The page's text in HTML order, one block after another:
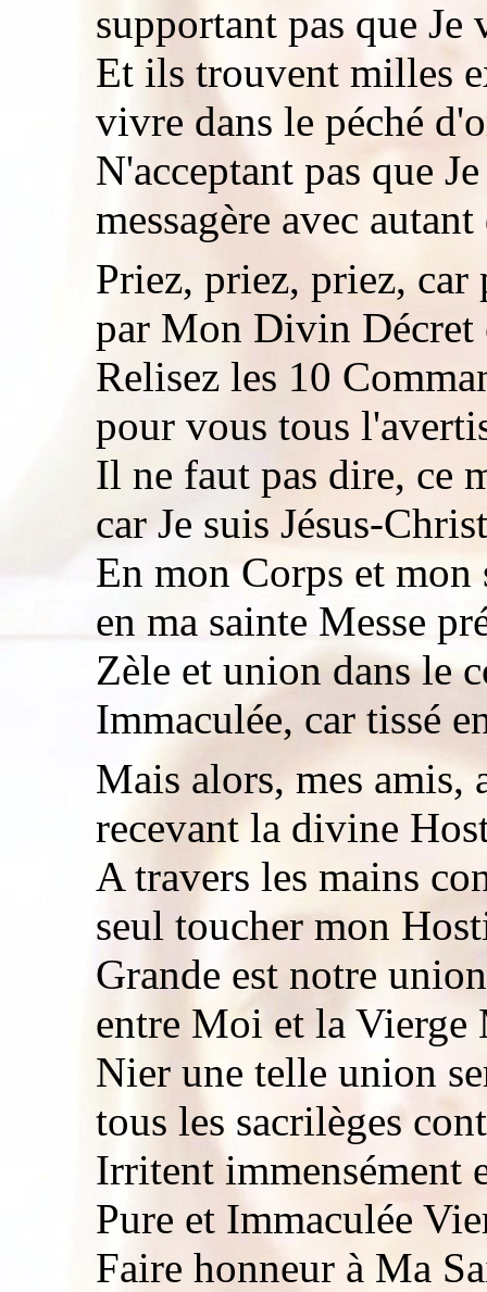
supportant pas que Je
Et ils trouvent milles
vivre dans le péché
N'acceptant pas que
messagère avec
Priez, priez, priez, car
par Mon Divin Décret
Relisez les 10
pour vous tous
Il ne faut pas dire, ce
car Je suis Jésus-
En mon Corps et
en ma sainte Messe
Zèle et union dans le
Immaculée, car tissé
Mais alors, mes amis,
recevant la divine
A travers les mains
seul toucher mon
Grande est notre
entre Moi et la Vierge
Nier une telle union
tous les sacrilèges
Irritent immensément
Pure et Immaculée
Faire honneur à Ma